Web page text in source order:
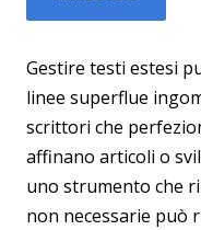
Gestire testi estesi
linee superflue
scrittori che
affinano articoli o
uno strumento che
non necessarie può